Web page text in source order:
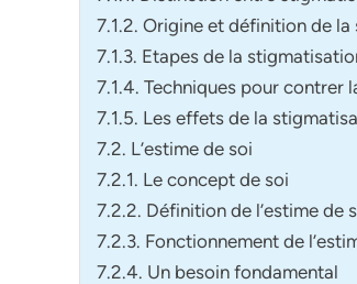
7.1.2. Origine et définition de
7.1.3. Etapes de la
7.1.4. Techniques pour contrer
7.1.5. Les effets de la
7.2. L’estime de soi
7.2.1. Le concept de soi
7.2.2. Définition de l’estime de
7.2.3. Fonctionnement de
7.2.4. Un besoin fondamental